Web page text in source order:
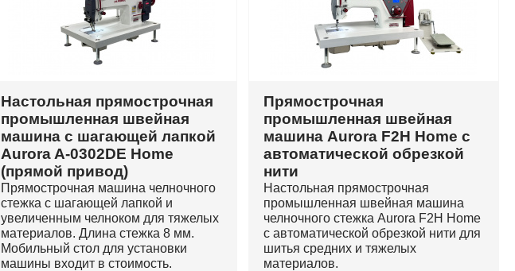
Настольная прямострочная
промышленная швейная
машина с шагающей лапкой
Aurora A-0302DE Home
(прямой привод)
Прямострочная машина челночного
стежка с шагающей лапкой и
увеличенным челноком для тяжелых
материалов. Длина стежка 8 мм.
Мобильный стол для установки
машины входит в стоимость.
Прямострочная
промышленная швейная
машина Aurora F2H Home с
автоматической обрезкой
нити
Настольная прямострочная
промышленная швейная машина
челночного стежка Aurora F2H Home
с автоматической обрезкой нити для
шитья средних и тяжелых
материалов.